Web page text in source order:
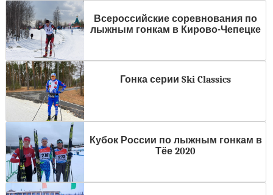
Всероссийские соревнования по
лыжным гонкам в Кирово-Чепецке
Гонка серии Ski Classics
Кубок России по лыжным гонкам в
Тёе 2020